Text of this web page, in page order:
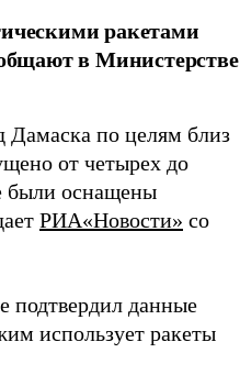
ракетами
в Министерстве
по целям близ
от четырех до
были оснащены
РИА«Новости» со
подтвердил данные
использует ракеты